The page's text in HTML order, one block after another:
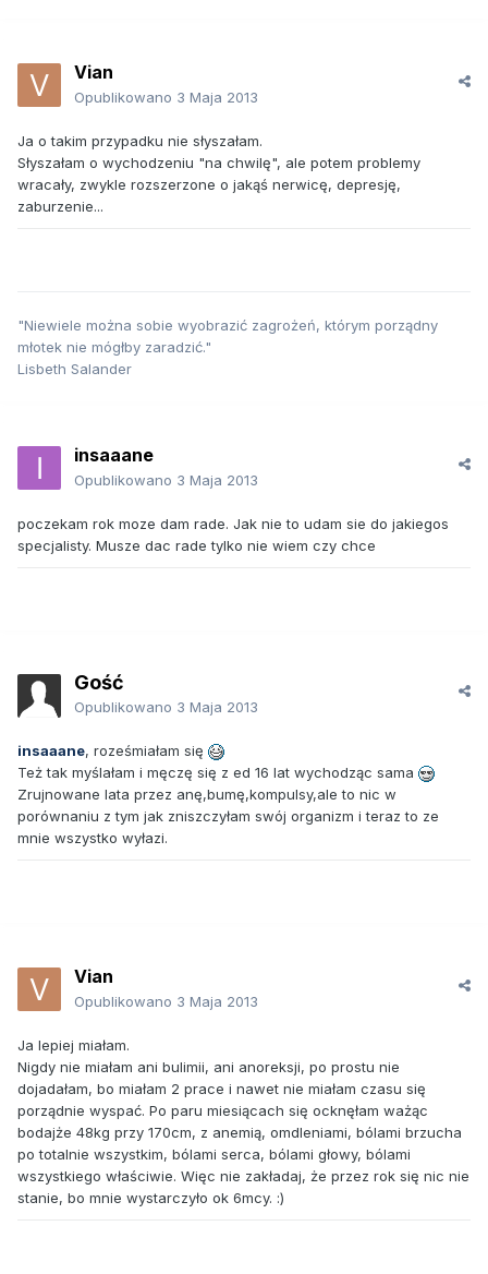
Vian
Opublikowano 3 Maja 2013
Ja o takim przypadku nie słyszałam.
Słyszałam o wychodzeniu "na chwilę", ale potem problemy
wracały, zwykle rozszerzone o jakąś nerwicę, depresję,
zaburzenie...
"Niewiele można sobie wyobrazić zagrożeń, którym porządny
młotek nie mógłby zaradzić."
Lisbeth Salander
insaaane
Opublikowano 3 Maja 2013
poczekam rok moze dam rade. Jak nie to udam sie do jakiegos
specjalisty. Musze dac rade tylko nie wiem czy chce
Gość
Opublikowano 3 Maja 2013
insaaane, roześmiałam się
Też tak myślałam i męczę się z ed 16 lat wychodząc sama
Zrujnowane lata przez anę,bumę,kompulsy,ale to nic w
porównaniu z tym jak zniszczyłam swój organizm i teraz to ze
mnie wszystko wyłazi.
Vian
Opublikowano 3 Maja 2013
Ja lepiej miałam.
Nigdy nie miałam ani bulimii, ani anoreksji, po prostu nie
dojadałam, bo miałam 2 prace i nawet nie miałam czasu się
porządnie wyspać. Po paru miesiącach się ocknęłam ważąc
bodajże 48kg przy 170cm, z anemią, omdleniami, bólami brzucha
po totalnie wszystkim, bólami serca, bólami głowy, bólami
wszystkiego właściwie. Więc nie zakładaj, że przez rok się nic nie
stanie, bo mnie wystarczyło ok 6mcy. :)